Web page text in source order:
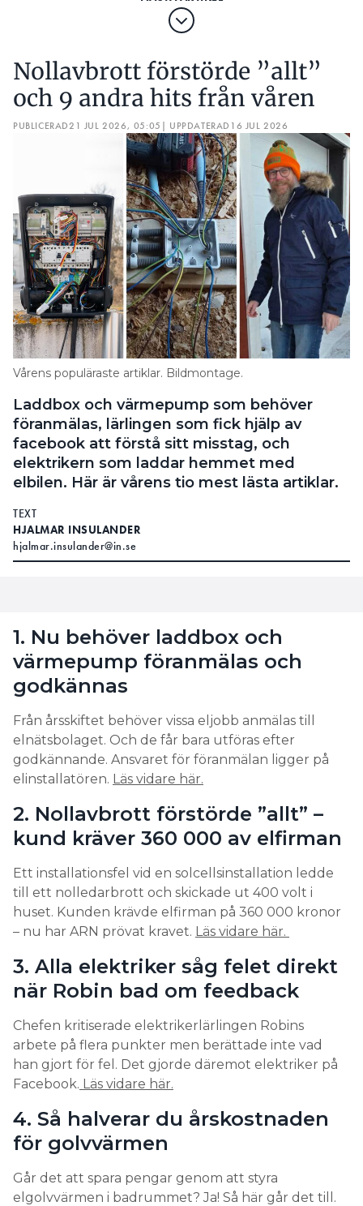
Nollavbrott förstörde ”allt”
och 9 andra hits från våren
PUBLICERAD21 JUL 2026, 05:05 | UPPDATERAD 16 JUL 2026
Vårens populäraste artiklar. Bildmontage.
Laddbox och värmepump som behöver
föranmälas, lärlingen som fick hjälp av
facebook att förstå sitt misstag, och
elektrikern som laddar hemmet med
elbilen. Här är vårens tio mest lästa artiklar.
TEXT
HJALMAR INSULANDER
hjalmar.insulander@in.se
1. Nu behöver laddbox och
värmepump föranmälas och
godkännas
Från årsskiftet behöver vissa eljobb anmälas till
elnätsbolaget. Och de får bara utföras efter
godkännande. Ansvaret för föranmälan ligger på
elinstallatören. Läs vidare här.
2. Nollavbrott förstörde ”allt” –
kund kräver 360 000 av elfirman
Ett installationsfel vid en solcellsinstallation ledde
till ett nolledarbrott och skickade ut 400 volt i
huset. Kunden krävde elfirman på 360 000 kronor
– nu har ARN prövat kravet. Läs vidare här.
3. Alla elektriker såg felet direkt
när Robin bad om feedback
Chefen kritiserade elektrikerlärlingen Robins
arbete på flera punkter men berättade inte vad
han gjort för fel. Det gjorde däremot elektriker på
Facebook. Läs vidare här.
4. Så halverar du årskostnaden
för golvvärmen
Går det att spara pengar genom att styra
elgolvvärmen i badrummet? Ja! Så här går det till.